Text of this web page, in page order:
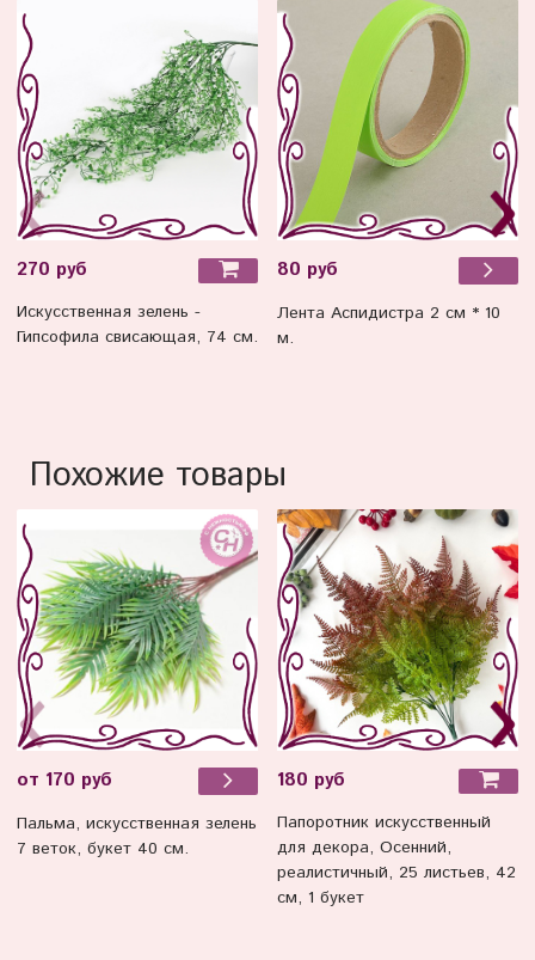
270 руб
Искусственная зелень -
Гипсофила свисающая, 74 см.
80 руб
Лента Аспидистра 2 см * 10
м.
Похожие товары
от 170 руб
Пальма, искусственная зелень
7 веток, букет 40 см.
180 руб
Папоротник искусственный
для декора, Осенний,
реалистичный, 25 листьев, 42
см, 1 букет